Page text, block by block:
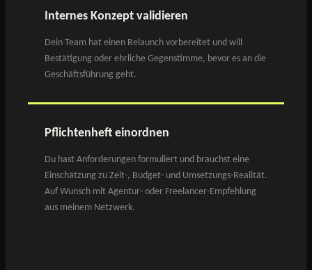
Internes Konzept validieren
Dein Team hat einen Relaunch vorbereitet und will
Bestätigung oder ehrliche Gegenstimme, bevor es an die
Geschäftsführung geht.
Pflichtenheft einordnen
Du hast Anforderungen formuliert und brauchst eine
Einschätzung zu Zeit-, Budget- und Umsetzungs-Realität.
Auf Wunsch mit Agentur- oder Freelancer-Empfehlung
aus meinem Netzwerk.